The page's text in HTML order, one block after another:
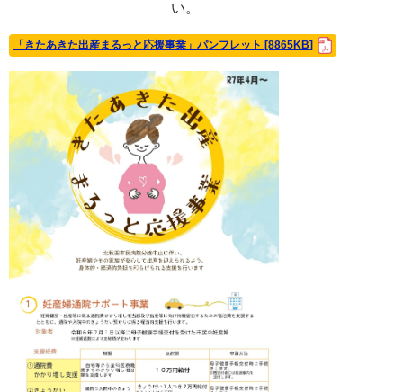
い。
「きたあきた出産まるっと応援事業」パンフレット [8865KB]